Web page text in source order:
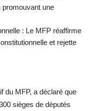
promouvant une
: Le MFP réaffirme
et rejette
du MFP, a déclaré que
sièges de députés